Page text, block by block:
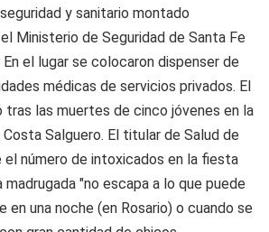
y sanitario montado
Ministerio de Seguridad de Santa Fe
el lugar se colocaron dispenser de
médicas de servicios privados. El
las muertes de cinco jóvenes en la
Salguero. El titular de Salud de
el número de intoxicados en la fiesta
"no escapa a lo que puede
en una noche (en Rosario) o cuando se